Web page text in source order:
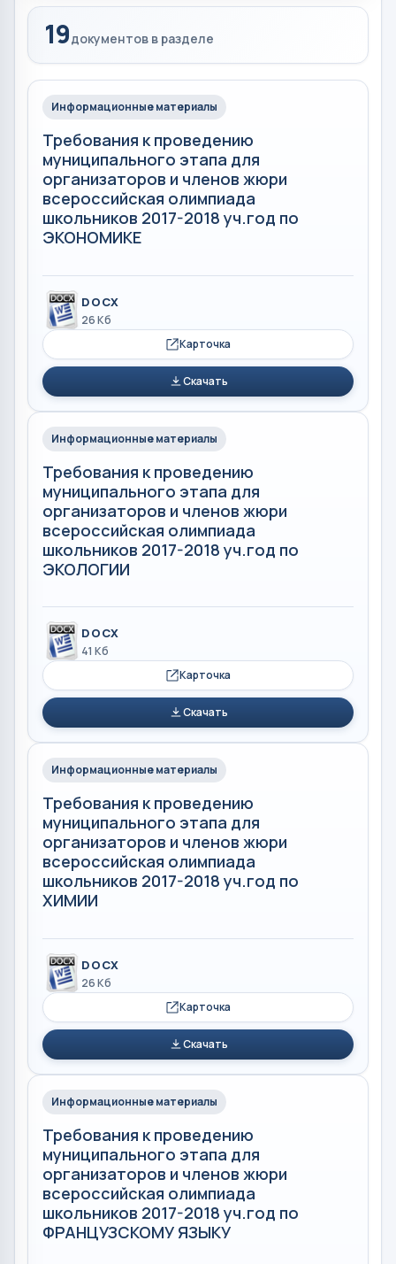
19документов в разделе
Информационные материалы
Требования к проведению
муниципального этапа для
организаторов и членов жюри
всероссийская олимпиада
школьников 2017-2018 уч.год по
ЭКОНОМИКЕ
DOCX
26 Кб
Карточка
Скачать
Информационные материалы
Требования к проведению
муниципального этапа для
организаторов и членов жюри
всероссийская олимпиада
школьников 2017-2018 уч.год по
ЭКОЛОГИИ
DOCX
41 Кб
Карточка
Скачать
Информационные материалы
Требования к проведению
муниципального этапа для
организаторов и членов жюри
всероссийская олимпиада
школьников 2017-2018 уч.год по
ХИМИИ
DOCX
26 Кб
Карточка
Скачать
Информационные материалы
Требования к проведению
муниципального этапа для
организаторов и членов жюри
всероссийская олимпиада
школьников 2017-2018 уч.год по
ФРАНЦУЗСКОМУ ЯЗЫКУ